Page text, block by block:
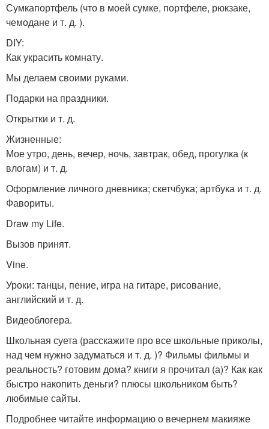
Сумкапортфель (что в моей сумке, портфеле, рюкзаке,
чемодане и т. д. ).
DIY:
Как украсить комнату.
Мы делаем своими руками.
Подарки на праздники.
Открытки и т. д.
Жизненные:
Мое утро, день, вечер, ночь, завтрак, обед, прогулка (к
влогам) и т. д.
Оформление личного дневника; скетчбука; артбука и т. д.
Фавориты.
Draw my Life.
Вызов принят.
Vine.
Уроки: танцы, пение, игра на гитаре, рисование,
английский и т. д.
Видеоблогера.
Школьная суета (расскажите про все школьные приколы,
над чем нужно задуматься и т. д. )? Фильмы фильмы и
реальность? готовим дома? книги я прочитал (а)? Как как
быстро накопить деньги? плюсы школьником быть?
любимые сайты.
Подробнее читайте информацию о вечернем макияже